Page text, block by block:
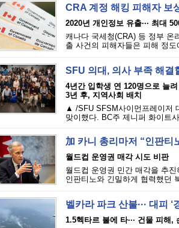
CRA 계정 해킹 피해자 보
2020년 개인정보 유출··· 최대
캐나다 국세청(CRA) 등 정부 온
출 사건의 피해자들은 피해 정
SFU 의대, 의사 부족 해
4년간 입학생 연 120명으로 늘려
3년 후, 지역사회 배치
▲ /SFU SFSM사이먼프레이저
맞이했다. BC주 제니퍼 화이트
加 카니 총리마저 “인판티
월드컵 운영권 매각 시도 비판
월드컵 운영권 민간 매각을 추
인판티노와 긴밀하게 협력했던
벨카라 파크 산불··· 대피
1.5헥타르 불에 타··· 건물 피해,